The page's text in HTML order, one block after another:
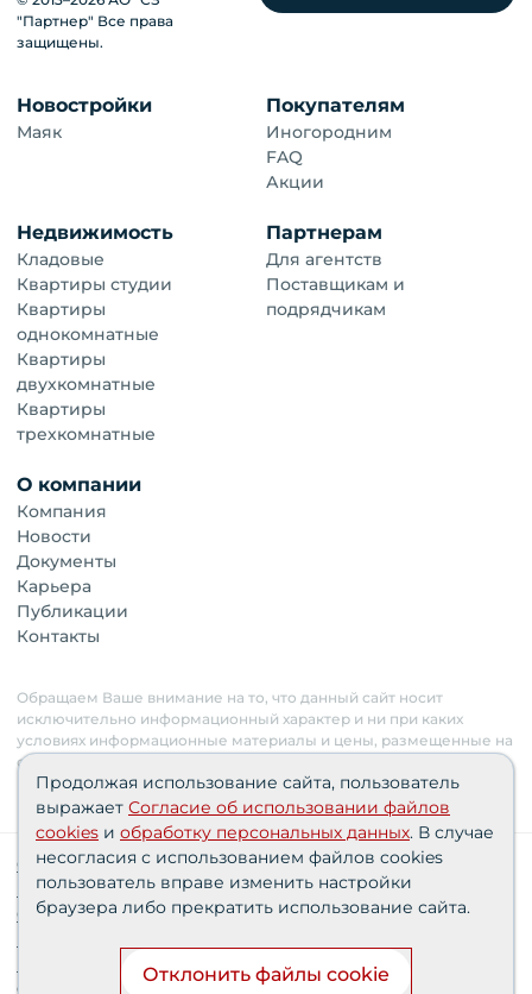
"Партнер" Все права
защищены.
Новостройки
Маяк
Покупателям
Иногородним
FAQ
Акции
Недвижимость
Кладовые
Квартиры студии
Квартиры
однокомнатные
Квартиры
двухкомнатные
Квартиры
трехкомнатные
Партнерам
Для агентств
Поставщикам и
подрядчикам
О компании
Компания
Новости
Документы
Карьера
Публикации
Контакты
Обращаем Ваше внимание на то, что данный сайт носит
исключительно информационный характер и ни при каких
условиях информационные материалы и цены, размещенные на
сайте, не являются публичной офертой. Застройщик имеет
право изменять стоимость объектов.
Сведения о реализуемых требованиях к защите
персональных данных АО «СЗ «Партнер‑Строй»»
Согласия пользователей
Политика персональных данных
Финансирование строительства при поддержке
Продолжая использование сайта, пользователь
выражает Согласие об использовании файлов
cookies и обработку персональных данных. В случае
несогласия с использованием файлов cookies
пользователь вправе изменить настройки
браузера либо прекратить использование сайта.
Отклонить файлы cookie